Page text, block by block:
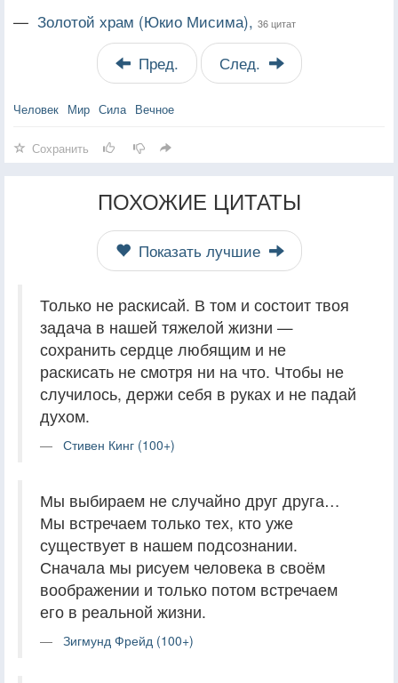
— Золотой храм (Юкио Мисима), 36 цитат
Пред. След.
Человек Мир Сила Вечное
Сохранить
ПОХОЖИЕ ЦИТАТЫ
Показать лучшие
Только не раскисай. В том и состоит твоя
задача в нашей тяжелой жизни —
сохранить сердце любящим и не
раскисать не смотря ни на что. Чтобы не
случилось, держи себя в руках и не падай
духом.
Стивен Кинг (100+)
Мы выбираем не случайно друг друга…
Мы встречаем только тех, кто уже
существует в нашем подсознании.
Сначала мы рисуем человека в своём
воображении и только потом встречаем
его в реальной жизни.
Зигмунд Фрейд (100+)